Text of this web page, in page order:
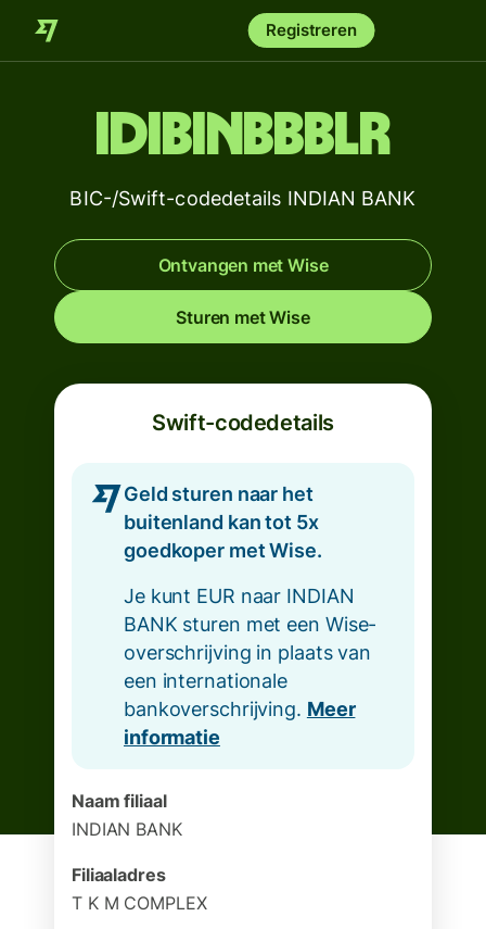
Registreren
IDIBINBBBLR
BIC-/Swift-codedetails INDIAN BANK
Ontvangen met Wise
Sturen met Wise
Swift-codedetails
Geld sturen naar het
buitenland kan tot 5x
goedkoper met Wise.
Je kunt EUR naar INDIAN
BANK sturen met een Wise-
overschrijving in plaats van
een internationale
bankoverschrijving. Meer
informatie
Naam filiaal
INDIAN BANK
Filiaaladres
T K M COMPLEX